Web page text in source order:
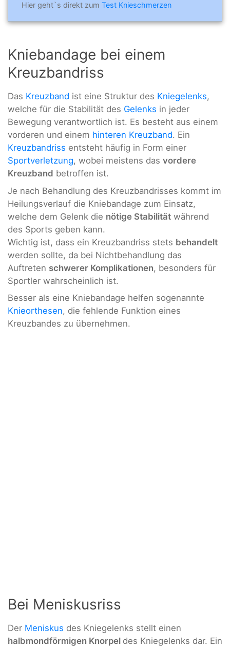
Hier geht`s direkt zum Test Knieschmerzen
Kniebandage bei einem
Kreuzbandriss
Das Kreuzband ist eine Struktur des Kniegelenks,
welche für die Stabilität des Gelenks in jeder
Bewegung verantwortlich ist. Es besteht aus einem
vorderen und einem hinteren Kreuzband. Ein
Kreuzbandriss entsteht häufig in Form einer
Sportverletzung, wobei meistens das vordere
Kreuzband betroffen ist.
Je nach Behandlung des Kreuzbandrisses kommt im
Heilungsverlauf die Kniebandage zum Einsatz,
welche dem Gelenk die nötige Stabilität während
des Sports geben kann.
Wichtig ist, dass ein Kreuzbandriss stets behandelt
werden sollte, da bei Nichtbehandlung das
Auftreten schwerer Komplikationen, besonders für
Sportler wahrscheinlich ist.
Besser als eine Kniebandage helfen sogenannte
Knieorthesen, die fehlende Funktion eines
Kreuzbandes zu übernehmen.
Bei Meniskusriss
Der Meniskus des Kniegelenks stellt einen
halbmondförmigen Knorpel des Kniegelenks dar. Ein